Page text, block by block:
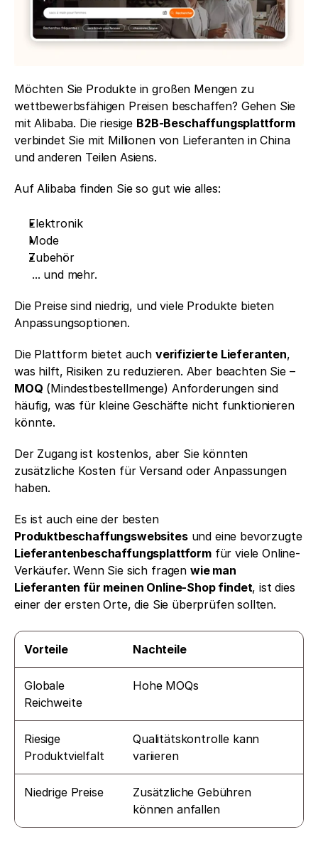
Möchten Sie Produkte in großen Mengen zu
wettbewerbsfähigen Preisen beschaffen? Gehen Sie
mit Alibaba. Die riesige B2B-Beschaffungsplattform
verbindet Sie mit Millionen von Lieferanten in China
und anderen Teilen Asiens.
Auf Alibaba finden Sie so gut wie alles:
Elektronik
Mode
Zubehör
... und mehr.
Die Preise sind niedrig, und viele Produkte bieten
Anpassungsoptionen.
Die Plattform bietet auch verifizierte Lieferanten,
was hilft, Risiken zu reduzieren. Aber beachten Sie –
MOQ (Mindestbestellmenge) Anforderungen sind
häufig, was für kleine Geschäfte nicht funktionieren
könnte.
Der Zugang ist kostenlos, aber Sie könnten
zusätzliche Kosten für Versand oder Anpassungen
haben.
Es ist auch eine der besten
Produktbeschaffungswebsites
und eine bevorzugte
Lieferantenbeschaffungsplattform für viele Online-
Verkäufer. Wenn Sie sich fragen wie man
Lieferanten für meinen Online-Shop findet, ist dies
einer der ersten Orte, die Sie überprüfen sollten.
Vorteile Nachteile
Globale
Reichweite
Hohe MOQs
Riesige
Produktvielfalt
Qualitätskontrolle kann
variieren
Niedrige Preise
Zusätzliche Gebühren
können anfallen